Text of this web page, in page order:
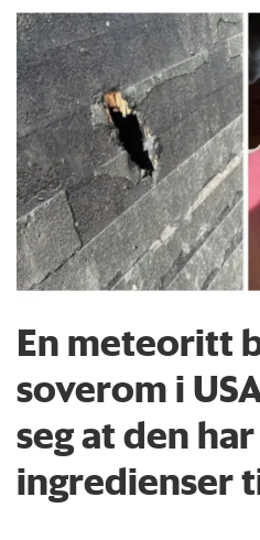
En meteoritt
soverom i
seg at den har
ingredienser